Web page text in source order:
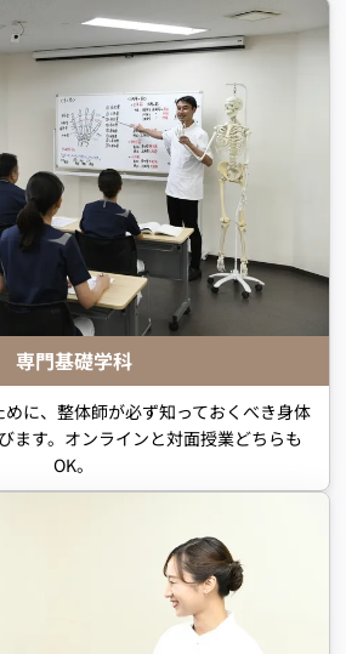
専門基礎学科
に、整体師が必ず知っておくべき身体
ます。オンラインと対面授業どちらも
OK。